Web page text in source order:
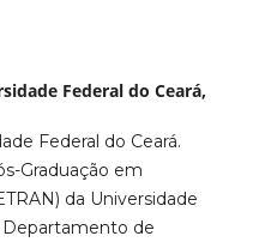
Federal do Ceará,
Federal do Ceará.
Graduação em
da Universidade
Departamento de